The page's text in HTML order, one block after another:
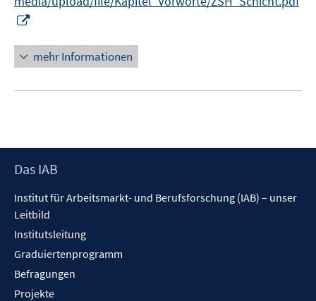
n
ö
f
n
n
n
e
u
n
t
e
r
ö
f
f
mehr Informationen
Footer
Das IAB
Institut für Arbeitsmarkt- und Berufsforschung (IAB) – unser
Leitbild
Institutsleitung
Graduiertenprogramm
Befragungen
Projekte